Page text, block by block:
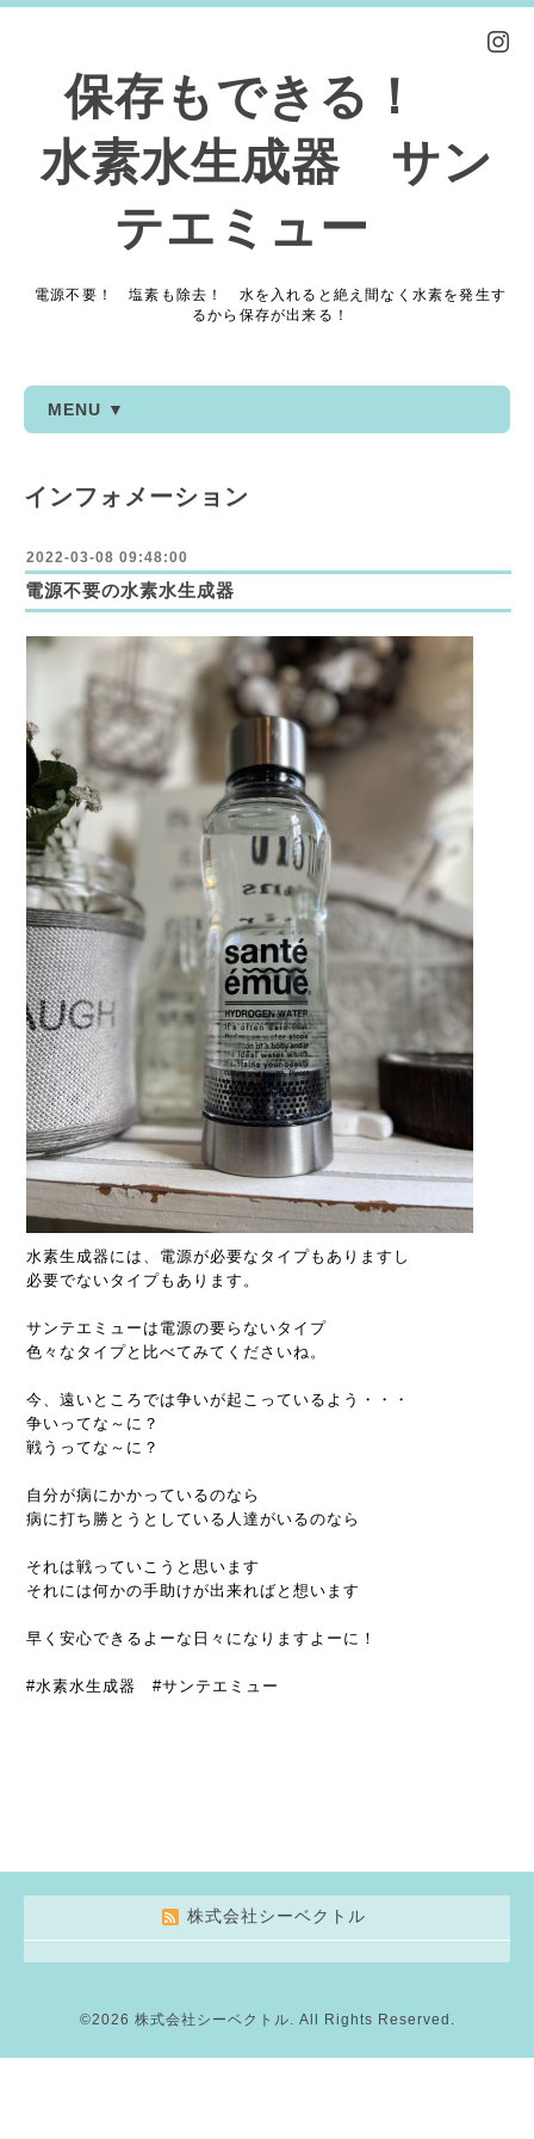
保存もできる！
水素水生成器 サン
テエミュー
電源不要！ 塩素も除去！ 水を入れると絶え間なく水素を発生す
るから保存が出来る！
MENU ▼
インフォメーション
2022-03-08 09:48:00
電源不要の水素水生成器
水素生成器には、電源が必要なタイプもありますし
必要でないタイプもあります。
サンテエミューは電源の要らないタイプ
色々なタイプと比べてみてくださいね。
今、遠いところでは争いが起こっているよう・・・
争いってな～に？
戦うってな～に？
自分が病にかかっているのなら
病に打ち勝とうとしている人達がいるのなら
それは戦っていこうと思います
それには何かの手助けが出来ればと想います
早く安心できるよーな日々になりますよーに！
#水素水生成器 #サンテエミュー
株式会社シーベクトル
©2026 株式会社シーベクトル. All Rights Reserved.